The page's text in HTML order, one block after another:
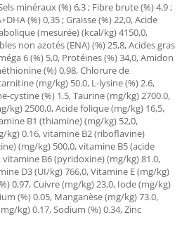
minéraux (%) 6,3 ; Fibre brute (%) 4,9 ;
(%) 0,35 ; Graisse (%) 22,0, Acide
(mesurée) (kcal/kg) 4150,0,
non azotés (ENA) (%) 25,8, Acides gras
6 (%) 5,0, Protéines (%) 34,0, Amidon
(%) 0,98, Chlorure de
(mg/kg) 50.0, L-lysine (%) 2.6,
cystine (%) 1.5, Taurine (mg/kg) 2700.0,
kg) 2500,0, Acide folique (mg/kg) 16,5,
B1 (thiamine) (mg/kg) 52,0,
kg) 0.16, vitamine B2 (riboflavine)
(mg/kg) 500,0, vitamine B5 (acide
B6 (pyridoxine) (mg/kg) 81.0,
D3 (UI/kg) 766,0, Vitamine E (mg/kg)
0,97, Cuivre (mg/kg) 23,0, Iode (mg/kg)
(%) 0.05, Manganèse (mg/kg) 73.0,
kg) 0.17, Sodium (%) 0.34, Zinc